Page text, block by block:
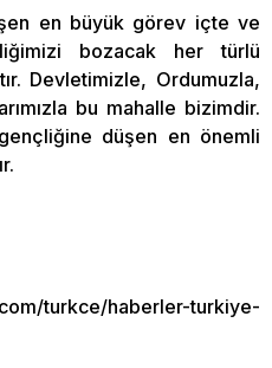
en büyük görev içte ve
bozacak her türlü
Devletimizle, Ordumuzla,
bu mahalle bizimdir.
düşen en önemli
turkce/haberler-turkiye-